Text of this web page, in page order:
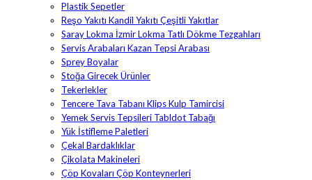
Plastik Sepetler
Reşo Yakıtı Kandil Yakıtı Çeşitli Yakıtlar
Saray Lokma İzmir Lokma Tatlı Dökme Tezgahları
Servis Arabaları Kazan Tepsi Arabası
Sprey Boyalar
Stoğa Girecek Ürünler
Tekerlekler
Tencere Tava Tabanı Klips Kulp Tamircisi
Yemek Servis Tepsileri Tabldot Tabağı
Yük İstifleme Paletleri
Çekal Bardaklıklar
Çikolata Makineleri
Çöp Kovaları Çöp Konteynerleri